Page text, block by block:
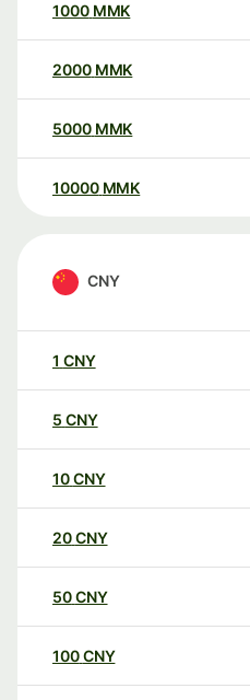
1000 MMK
2000 MMK
5000 MMK
10000 MMK
CNY
1 CNY
5 CNY
10CNY
20CNY
50CNY
100CNY